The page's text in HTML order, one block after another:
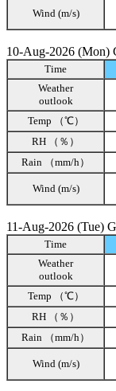
Wind (m/s)
10-Aug-2026 (Mon)
Time
Weather
outlook
Temp （℃）
RH （％）
Rain （mm/h）
Wind (m/s)
11-Aug-2026 (Tue)
Time
Weather
outlook
Temp （℃）
RH （％）
Rain （mm/h）
Wind (m/s)